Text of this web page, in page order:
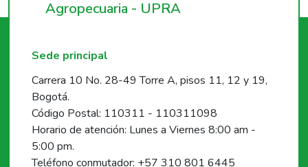
Agropecuaria - UPRA
Sede principal
Carrera 10 No. 28-49 Torre A, pisos 11, 12 y 19,
Bogotá.
Código Postal: 110311 - 110311098
Horario de atención: Lunes a Viernes 8:00 am -
5:00 pm.
Teléfono conmutador: +57 310 801 6445